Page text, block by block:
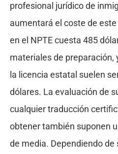
profesional jurídico de
aumentará el coste de
en el NPTE cuesta 485
materiales de preparación,
la licencia estatal suelen
dólares. La evaluación de
cualquier traducción
obtener también suponen
de media. Dependiendo de